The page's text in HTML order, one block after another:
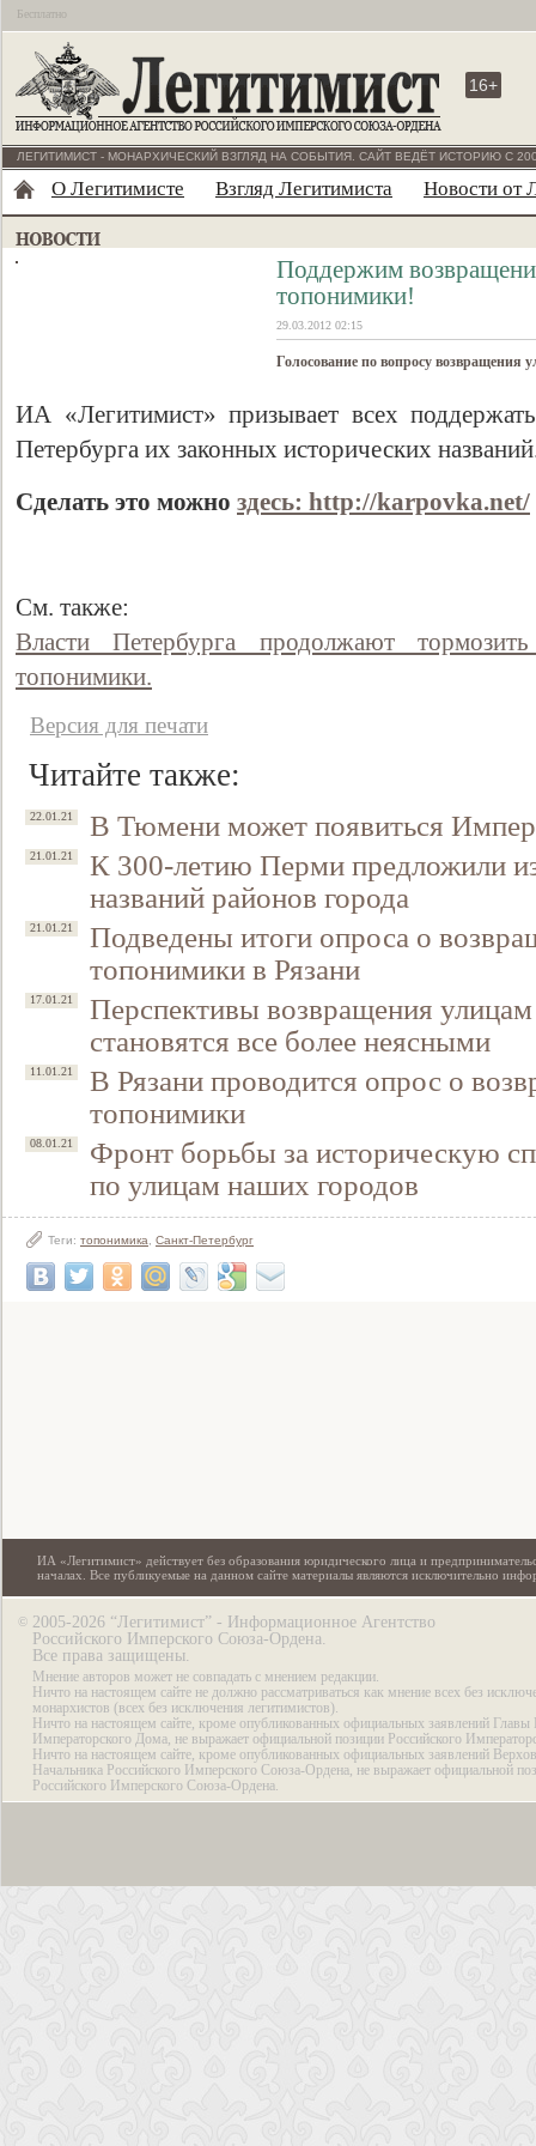
Бесплатно
16+
ЛЕГИТИМИСТ - МОНАРХИЧЕСКИЙ ВЗГЛЯД НА СОБЫТИЯ. САЙТ ВЕДЁТ ИСТОРИЮ С
О Легитимисте Взгляд Легитимиста Новости от
Поддержим
топонимики!
29.03.2012 02:15
Голосование по вопросу возвращения
ИА «Легитимист» призывает всех
Петербурга их законных исторических
Сделать это можно здесь: http://karpovka.net/
См. также:
Власти Петербурга продолжают
топонимики.
Версия для печати
Читайте также:
22.01.21 В Тюмени может появиться
21.01.21
К 300-летию Перми предложили
названий районов города
21.01.21
Подведены итоги опроса о
топонимики в Рязани
17.01.21
Перспективы возвращения
становятся все более неясными
11.01.21
В Рязани проводится опрос о
топонимики
08.01.21
Фронт борьбы за историческую
по улицам наших городов
Теги: топонимика Санкт-Петербург
ИА «Легитимист» действует без образования юридического лица и
началах. Все публикуемые на данном сайте материалы являются исключительно
© 2005-2026 “Легитимист” - Информационное Агентство
Российского Имперского Союза-Ордена.
Все права защищены.
Мнение авторов может не совпадать с мнением редакции.
Ничто на настоящем сайте не должно рассматриваться как мнение всех без
монархистов (всех без исключения легитимистов).
Ничто на настоящем сайте, кроме опубликованных официальных заявлений Главы
Императорского Дома, не выражает официальной позиции Российского
Ничто на настоящем сайте, кроме опубликованных официальных заявлений
Начальника Российского Имперского Союза-Ордена, не выражает официальной
Российского Имперского Союза-Ордена.